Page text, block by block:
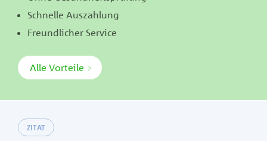
Schnelle Auszahlung
Freundlicher Service
Alle Vorteile
ZITAT